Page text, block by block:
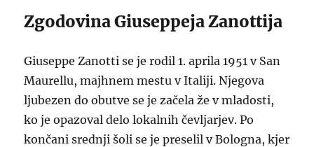
Zgodovina Giuseppeja Zanottija
Giuseppe Zanotti se je rodil 1. aprila 1951 v San
Maurellu, majhnem mestu v Italiji. Njegova
ljubezen do obutve se je začela že v mladosti,
ko je opazoval delo lokalnih čevljarjev. Po
končani srednji šoli se je preselil v Bologna, kjer